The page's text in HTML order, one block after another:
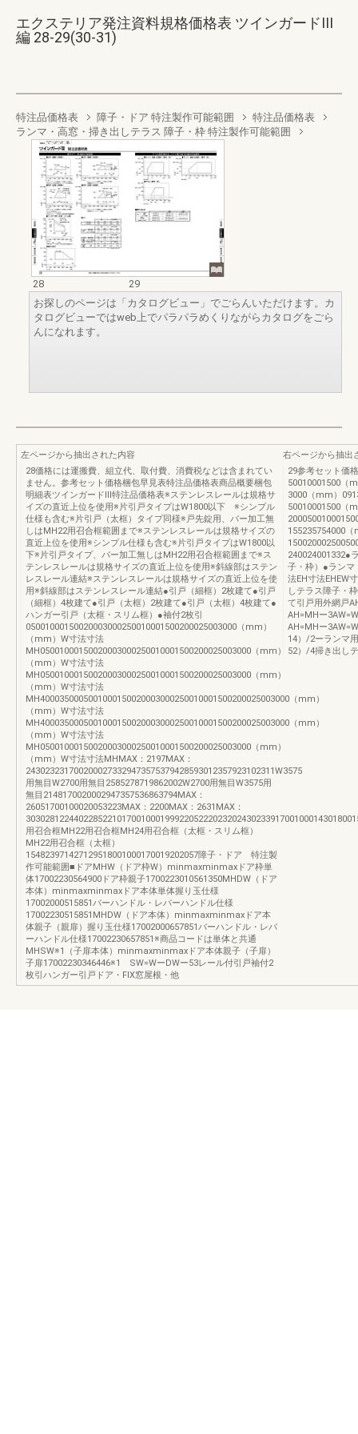
エクステリア発注資料規格価格表 ツインガードIII
編 28-29(30-31)
特注品価格表 障子・ドア 特注製作可能範囲
特注品価格表
ランマ・高窓・掃き出しテラス 障子・枠 特注製作可能範囲
28
29
お探しのページは「カタログビュー」でごらんいただけます。カ
タログビューではweb上でパラパラめくりながらカタログをごら
んになれます。
左ページから抽出された内容
28価格には運搬費、組立代、取付費、消費税などは含まれてい
ません。参考セット価格梱包早見表特注品価格表商品概要梱包
明細表ツインガードⅢ特注品価格表※ステンレスレールは規格サ
イズの直近上位を使用※片引戸タイプはW1800以下 ※シンプル
仕様も含む※片引戸（太框）タイプ同様※戸先錠用、バー加工無
しはMH22用召合框範囲まで※ステンレスレールは規格サイズの
直近上位を使用※シンプル仕様も含む※片引戸タイプはW1800以
下※片引戸タイプ、バー加工無しはMH22用召合框範囲まで※ス
テンレスレールは規格サイズの直近上位を使用※斜線部はステン
レスレール連結※ステンレスレールは規格サイズの直近上位を使
用※斜線部はステンレスレール連結●引戸（細框）2枚建て●引戸
（細框）4枚建て●引戸（太框）2枚建て●引戸（太框）4枚建て●
ハンガー引戸（太框・スリム框）●袖付2枚引
05001000150020003000250010001500200025003000（mm）
（mm）W寸法寸法
MH05001000150020003000250010001500200025003000（mm）
（mm）W寸法寸法
MH05001000150020003000250010001500200025003000（mm）
（mm）W寸法寸法
MH4000350005001000150020003000250010001500200025003000（mm）
（mm）W寸法寸法
MH4000350005001000150020003000250010001500200025003000（mm）
（mm）W寸法寸法
MH05001000150020003000250010001500200025003000（mm）
（mm）W寸法寸法MHMAX：2197MAX：
2430232317002000273329473575379428593012357923102311W3575
用無目W2700用無目2585278719862002W2700用無目W3575用
無目2148170020002947357536863794MAX：
26051700100020053223MAX：2200MAX：2631MAX：
用召合框MH22用召合框MH24用召合框（太框・スリム框）
MH22用召合框（太框）
154823971427129518001000170019202057障子・ドア 特注製
作可能範囲■ドアMHW（ドア枠W）minmaxminmaxドア枠単
体17002230564900ドア枠親子1700223010561350MHDW（ドア
本体）minmaxminmaxドア本体単体握り玉仕様
17002000515851バーハンドル・レバーハンドル仕様
17002230515851MHDW（ドア本体）minmaxminmaxドア本
体親子（親扉）握り玉仕様17002000657851バーハンドル・レバ
ーハンドル仕様17002230657851※商品コードは単体と共通
MHSW※1（子扉本体）minmaxminmaxドア本体親子（子扉）
子扉17002230346446※1 SW=WーDWー53レール付引戸袖付2
枚引ハンガー引戸ドア・FIX窓屋根・他
右ページから抽出
29参考セット価
50010001500（
3000（mm）
50010001500（
155235754000
240024001332●
子・枠）●ランマ
法EH寸法EHEW
しテラス障子・
て引戸用外網戸
AH=MHー
AH=MHー
14）/2ーランマ
52）/4掃き出し